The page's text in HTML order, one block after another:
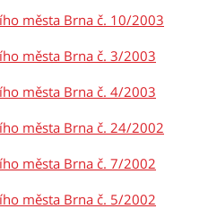
města Brna č. 10/2003
města Brna č. 3/2003
města Brna č. 4/2003
města Brna č. 24/2002
města Brna č. 7/2002
města Brna č. 5/2002